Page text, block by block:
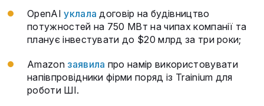
OpenAIуклала договір на будівництво
потужностей на 750 МВт на чипах компанії та
планує інвестувати до $20 млрд за три роки;
Amazon заявила про намір використовувати
напівпровідники фірми поряд із Trainium для
роботи ШІ.